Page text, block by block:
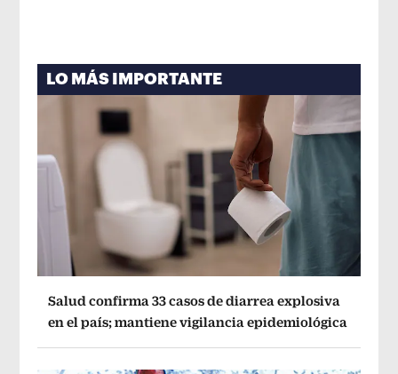
LO MÁS IMPORTANTE
Salud confirma 33 casos de diarrea explosiva
en el país; mantiene vigilancia epidemiológica